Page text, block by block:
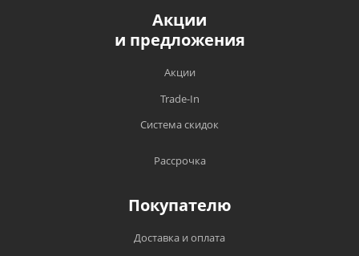
Акции
и предложения
Акции
Trade-In
Система скидок
Рассрочка
Покупателю
Доставка и оплата